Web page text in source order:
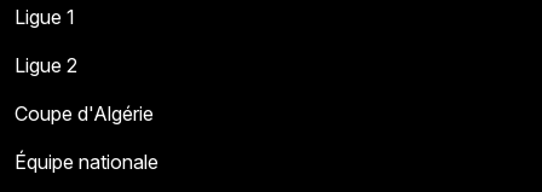
Ligue 1
Ligue 2
Coupe d'Algérie
Équipe nationale